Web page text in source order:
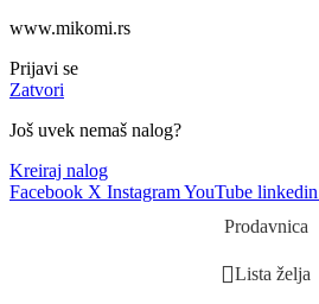
www.mikomi.rs
Prijavi se
Zatvori
Još uvek nemaš nalog?
Kreiraj nalog
Facebook X InstagramYouTube linkedin
Prodavnica
Lista želja